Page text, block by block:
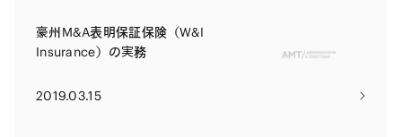
豪州M&A表明保証保険（W&I
Insurance）の実務
2019.03.15